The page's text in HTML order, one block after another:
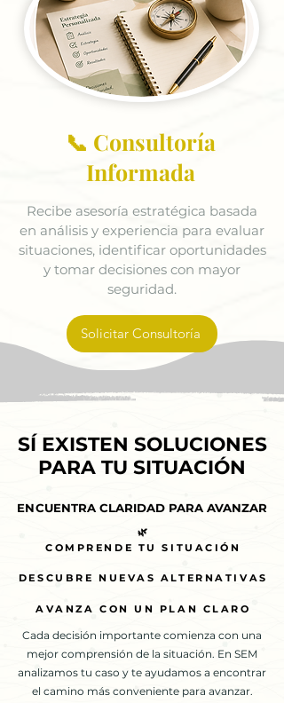
📞 Consultoría
Informada
Recibe asesoría estratégica basada
en análisis y experiencia para evaluar
situaciones, identificar oportunidades
y tomar decisiones con mayor
seguridad.
Solicitar Consultoría
SÍ EXISTEN SOLUCIONES
PARA TU SITUACIÓN
SÍ EXISTEN SOLUCIONES
PARA TU SITUACIÓN
ENCUENTRA CLARIDAD PARA AVANZAR
ENCUENTRA CLARIDAD PARA AVANZAR
🌿
COMPRENDE TU SITUACIÓN
DESCUBRE NUEVAS ALTERNATIVAS
AVANZA CON UN PLAN CLARO
🌿
COMPRENDE TU SITUACIÓN
DESCUBRE NUEVAS ALTERNATIVAS
AVANZA CON UN PLAN CLARO
Cada decisión importante comienza con una
mejor comprensión de la situación. En SEM
analizamos tu caso y te ayudamos a encontrar
el camino más conveniente para avanzar.